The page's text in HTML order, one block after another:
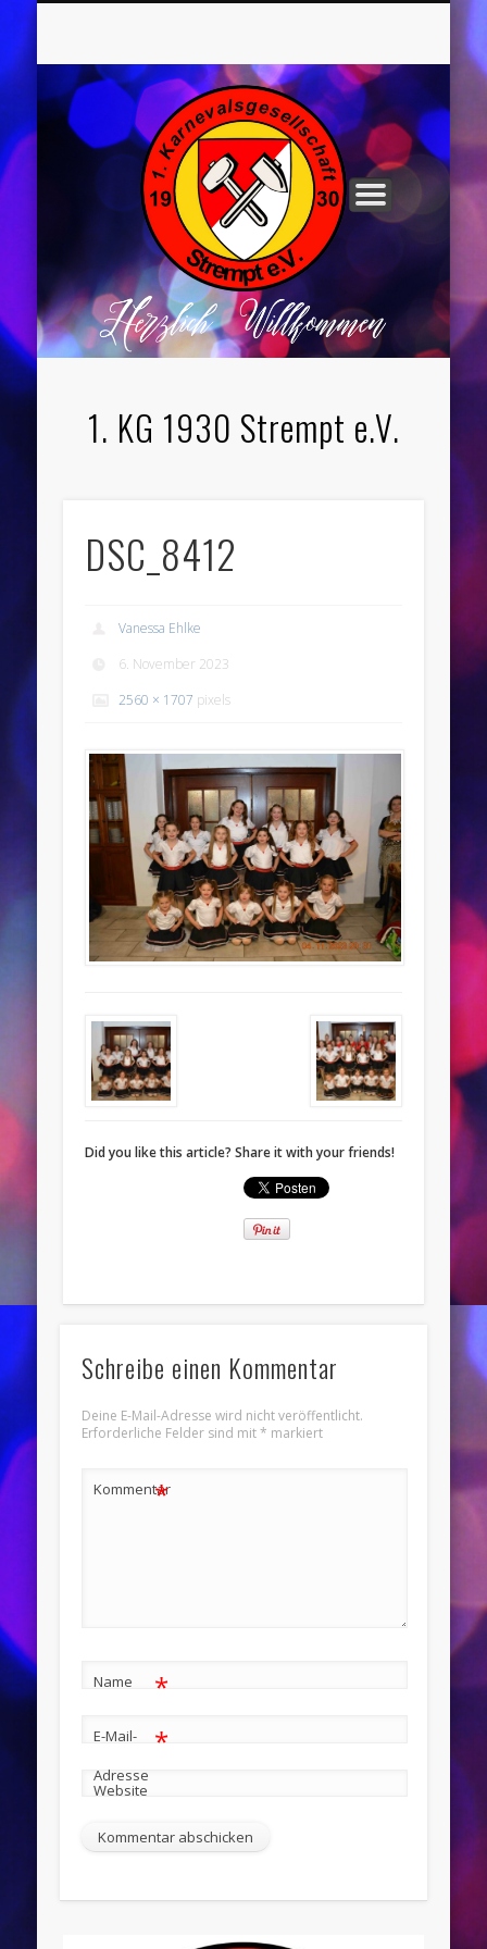
1. KG 1930 Strempt e.V.
DSC_8412
Vanessa Ehlke
6. November 2023
2560 × 1707 pixels
Did you like this article? Share it with your friends!
Schreibe einen Kommentar
Deine E-Mail-Adresse wird nicht veröffentlicht.
Erforderliche Felder sind mit* markiert
Kommentar
*
Name *
E-Mail-
Adresse
*
Website